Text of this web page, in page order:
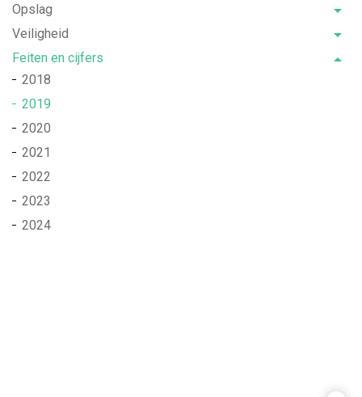
Opslag
Veiligheid
Feiten en cijfers
2018
2019
2020
2021
2022
2023
2024